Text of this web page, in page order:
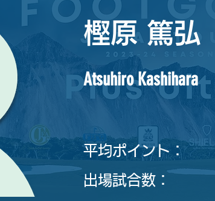
樫原 篤弘
Atsuhiro Kashihara
平均ポイント：
​出場試合数：